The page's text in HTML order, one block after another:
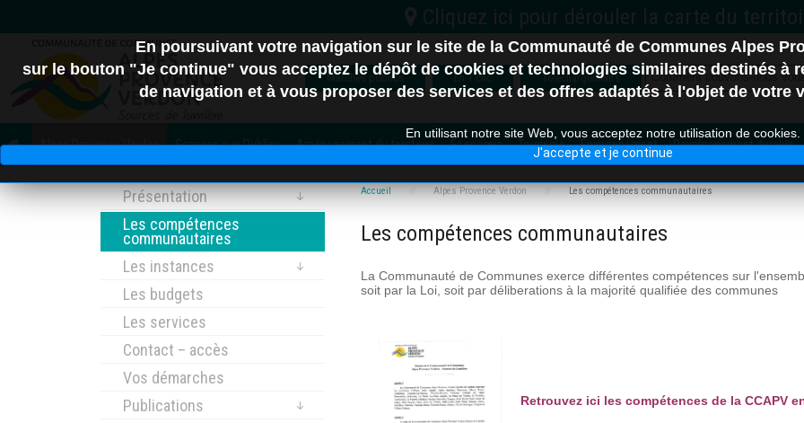
C.A. Provence-Alpes
C.C. Vallée de l'Ubaye
Nord
Marchés publics En 1 clic Téléchargements
Alpes Provence Verdon Services aux Publics Aménagement du territoire Économie Tourisme Environnement Developpement durable
Accueil Alpes Provence Verdon Les compétences communautaires
Les compétences communautaires
La Communauté de Communes exerce différentes compétences sur
soit par la Loi, soit par déliberations à la majorité qualifiée des communes
Retrouvez ici les compétences de la CCAPV
Présentation
Les compétences
communautaires
Les instances
Les budgets
Les services
Contact – accès
Vos démarches
Publications
En poursuivant votre navigation sur le site de la Communauté de Communes Alpes
sur le bouton "Je continue" vous acceptez le dépôt de cookies et technologies similaires destinés à
de navigation et à vous proposer des services et des offres adaptés à l'objet de votre
En utilisant notre site Web, vous acceptez notre utilisation de cookies.
J'accepte et je continue